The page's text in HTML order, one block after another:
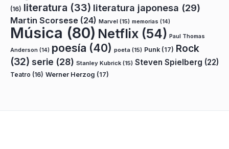
(16) literatura (33) literatura japonesa (29)
Martin Scorsese (24) Marvel (15) memorias (14)
Música (80) Netflix (54) Paul Thomas
Anderson (14) poesía (40) poeta (15) Punk (17) Rock
(32) serie (28) Stanley Kubrick (15) Steven Spielberg (22)
Teatro (16) Werner Herzog (17)